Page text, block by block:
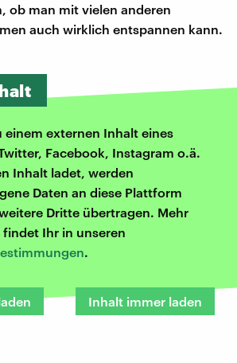
ob man mit vielen anderen
auch wirklich entspannen kann.
einem externen Inhalt eines
Facebook, Instagram o.ä.
Inhalt ladet, werden
Daten an diese Plattform
Dritte übertragen. Mehr
Ihr in unseren
.
Inhalt immer laden